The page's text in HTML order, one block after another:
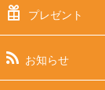
生後2ヶ月
生後4ヶ月
プレゼント
お知らせ